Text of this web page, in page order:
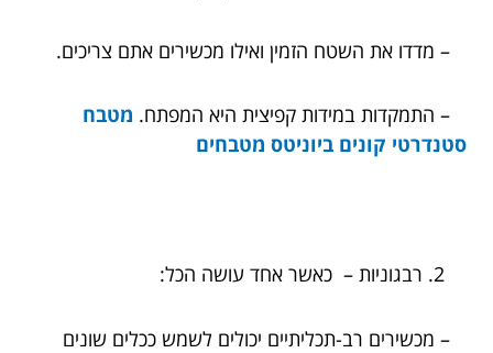
– מדדו את השטח הזמין ואילו מכשירים אתם צריכים.
– התמקדות במידות קפיצית היא המפתח. מטבח
סטנדרטי קונים ביוניטס מטבחים
רבגוניות – כאשר אחד עושה הכל:
– מכשירים רב-תכליתיים יכולים לשמש ככלים שונים